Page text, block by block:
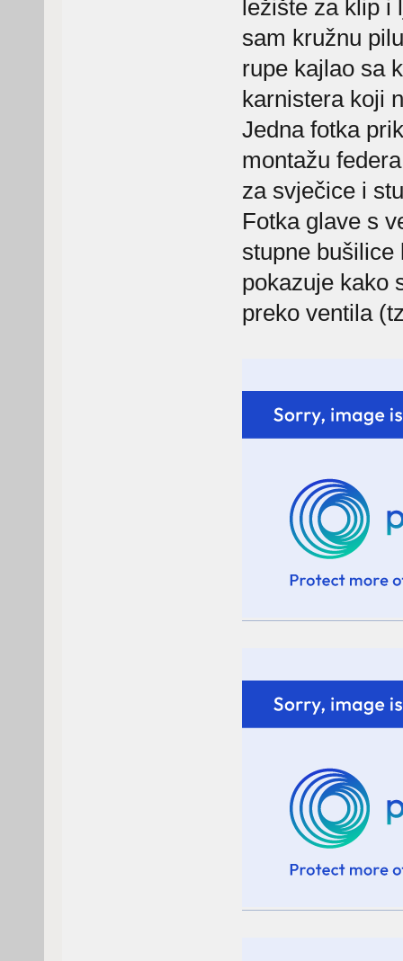
ležište za klip i
sam kružnu
rupe kajlao sa
karnistera koji
Jedna fotka
montažu
za svječice i
Fotka glave s
stupne bušilice
pokazuje kako
preko ventila